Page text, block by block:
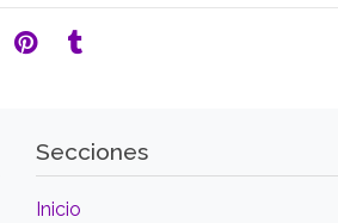
Secciones
Inicio